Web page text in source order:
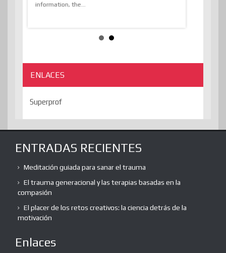
information, the...
ENLACES
Superprof
ENTRADAS RECIENTES
Meditación guiada para sanar el trauma
El trauma generacional y las terapias basadas en la
compasión
El placer de los retos creativos: la ciencia detrás de la
motivación
Enlaces